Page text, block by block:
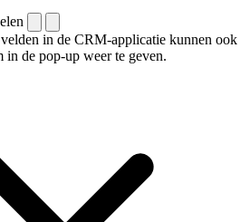
in de CRM-applicatie kunnen ook
de pop-up weer te geven.